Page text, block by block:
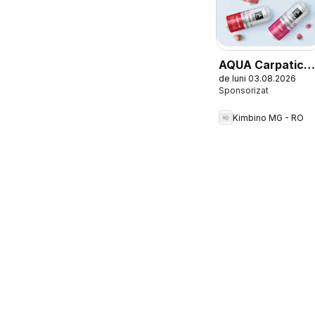
AQUA Carpatica
Flavours
de luni 03.08.2026
Kimbino MG - RO